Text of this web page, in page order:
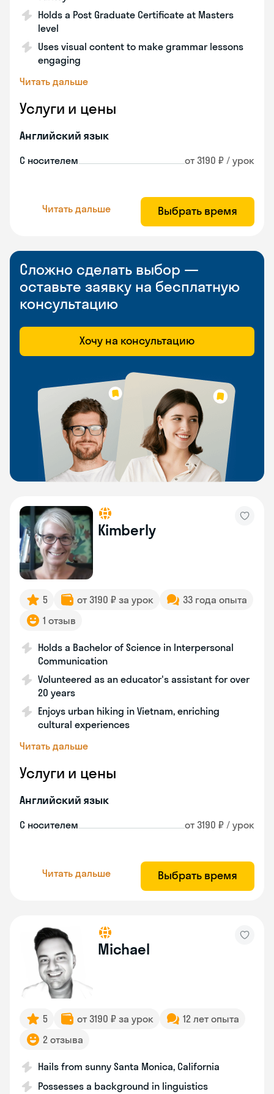
Holds a Post Graduate Certificate at Masters
level
Uses visual content to make grammar lessons
engaging
Читать дальше
Услуги и цены
Английский язык
С носителем от 3190 ₽ / урок
Читать дальше Выбрать время
Сложно сделать выбор —
оставьте заявку на бесплатную
консультацию
Хочу на консультацию
Kimberly
5 от 3190 ₽ за урок
33 года опыта
1 отзыв
Holds a Bachelor of Science in Interpersonal
Communication
Volunteered as an educator's assistant for over
20 years
Enjoys urban hiking in Vietnam, enriching
cultural experiences
Читать дальше
Услуги и цены
Английский язык
С носителем от 3190 ₽ / урок
Читать дальше Выбрать время
Michael
5 от 3190 ₽ за урок
12 лет опыта
2 отзыва
Hails from sunny Santa Monica, California
Possesses a background in linguistics